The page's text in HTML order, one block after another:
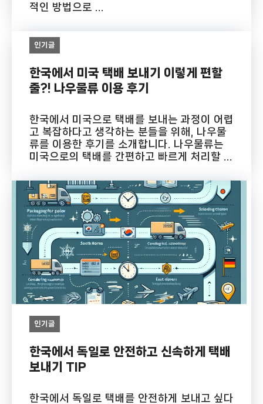
적인 방법으로 ...
인기글
한국에서 미국 택배 보내기 이렇게 편할
줄?! 나우물류 이용 후기
한국에서 미국으로 택배를 보내는 과정이 어렵
고 복잡하다고 생각하는 분들을 위해, 나우물
류를 이용한 후기를 소개합니다. 나우물류는
미국으로의 택배를 간편하고 빠르게 처리할 ...
인기글
한국에서 독일로 안전하고 신속하게 택배
보내기 TIP
한국에서 독일로 택배를 안전하게 보내고 싶다